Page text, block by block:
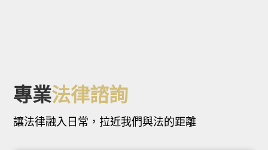
專業法律諮詢
讓法律融入日常，拉近我們與法的距離